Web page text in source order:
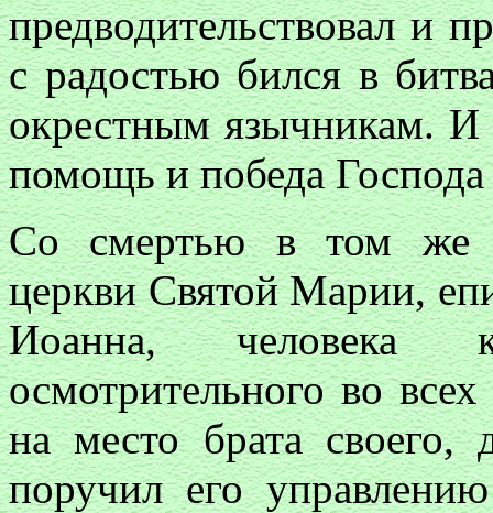
предводительствовал и
с радостью бился в
окрестным язычникам. И
помощь и победа
Со смертью в том же
церкви Святой Марии,
Иоанна, человека
осмотрительного во
на место брата своего,
поручил его